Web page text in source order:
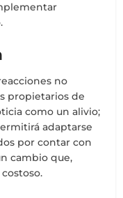
no
propietarios de
como un alivio;
adaptarse
por contar con
cambio que,